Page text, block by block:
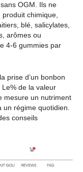
OGM. Ils ne
chimique,
blé, salicylates,
arômes ou
4-6 gummies par
prise d’un bonbon
de la valeur
mesure un nutriment
régime quotidien.
conseils